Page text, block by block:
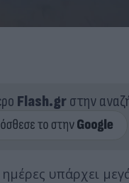
Flash.grστην
υπάρχει